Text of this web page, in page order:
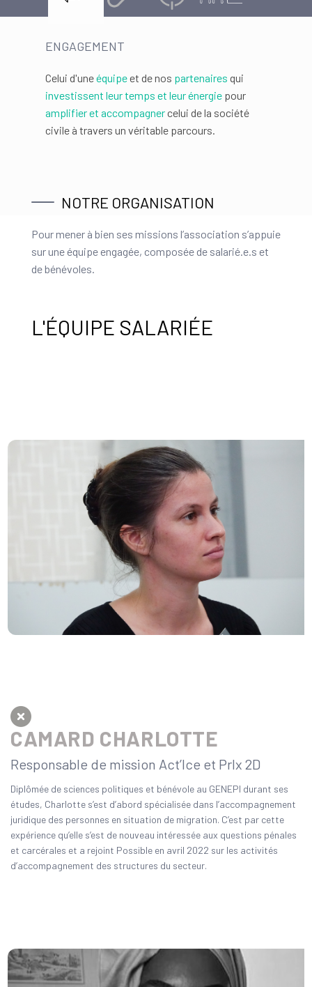
ENGAGEMENT
Celui d'uneéquipeet de nos partenaires qui
investissent leur temps et leur énergiepour
amplifier et accompagnercelui de la société
civile à travers un véritable parcours.
NOTRE ORGANISATION
Pour mener à bien ses missions l’association s’appuie
sur une équipe engagée, composée de salarié.e.s et
de bénévoles.
L'ÉQUIPE SALARIÉE
CAMARD CHARLOTTE
Responsable de mission Act’Ice et PrIx 2D
Diplômée de sciences politiques et bénévole au GENEPI durant ses
études, Charlotte s’est d’abord spécialisée dans l’accompagnement
juridique des personnes en situation de migration. C’est par cette
expérience qu’elle s’est de nouveau intéressée aux questions pénales
et carcérales et a rejoint Possible en avril 2022 sur les activités
d’accompagnement des structures du secteur.